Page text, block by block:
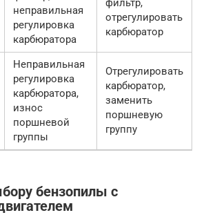
неправильная
регулировка
карбюратора
фильтр,
отрегулировать
карбюратор
Неправильная
регулировка
карбюратора,
износ
поршневой
группы
Отрегулировать
карбюратор,
заменить
поршневую
группу
бензопилы с